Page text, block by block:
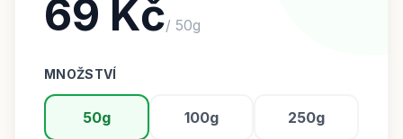
69 Kč/ 50g
MNOŽSTVÍ
50g 100g 250g